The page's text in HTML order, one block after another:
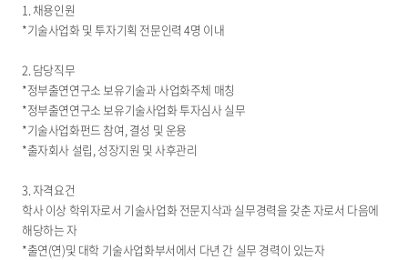
1. 채용인원
*기술사업화 및 투자기획 전문인력 4명 이내
2. 담당직무
*정부출연연구소 보유기술과 사업화주체 매칭
*정부출연연구소 보유기술사업화 투자심사 실무
*기술사업화펀드 참여, 결성 및 운용
*출자회사 설립, 성장지원 및 사후관리
3. 자격요건
학사 이상 학위자로서 기술사업화 전문지삭과 실무경력을 갖춘 자로서 다음에
해당하는 자
*출연(연)및 대학 기술사업화부서에서 다년 간 실무 경력이 있는자